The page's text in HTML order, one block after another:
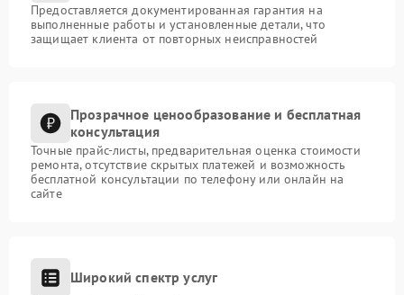
Предоставляется документированная гарантия на
выполненные работы и установленные детали, что
защищает клиента от повторных неисправностей
Прозрачное ценообразование и бесплатная
консультация
Точные прайс-листы, предварительная оценка стоимости
ремонта, отсутствие скрытых платежей и возможность
бесплатной консультации по телефону или онлайн на
сайте
Широкий спектр услуг